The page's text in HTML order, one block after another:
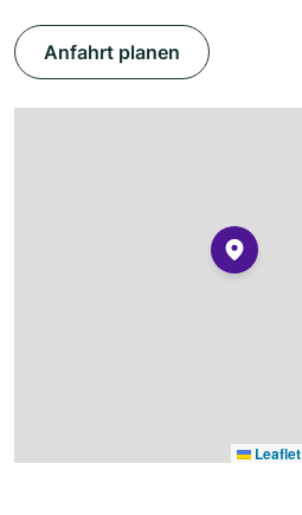
Anfahrt planen
Leaflet